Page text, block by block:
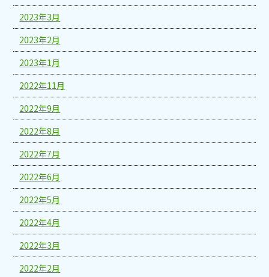
2023年3月
2023年2月
2023年1月
2022年11月
2022年9月
2022年8月
2022年7月
2022年6月
2022年5月
2022年4月
2022年3月
2022年2月